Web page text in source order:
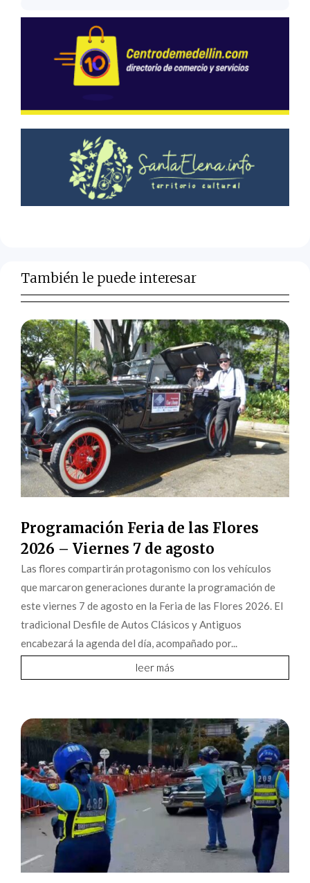
También le puede interesar
Programación Feria de las Flores
2026 – Viernes 7 de agosto
Las flores compartirán protagonismo con los vehículos
que marcaron generaciones durante la programación de
este viernes 7 de agosto en la Feria de las Flores 2026. El
tradicional Desfile de Autos Clásicos y Antiguos
encabezará la agenda del día, acompañado por...
leer más